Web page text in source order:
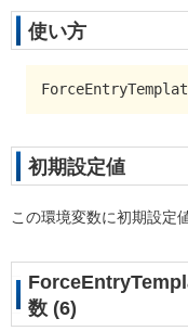
使い方
初期設定値
この環境変数に初期設定
数 (6)